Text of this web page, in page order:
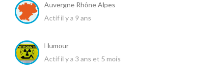
Auvergne Rhône Alpes
Actif il y a 9 ans
Humour
Actif il y a 3 ans et 5 mois